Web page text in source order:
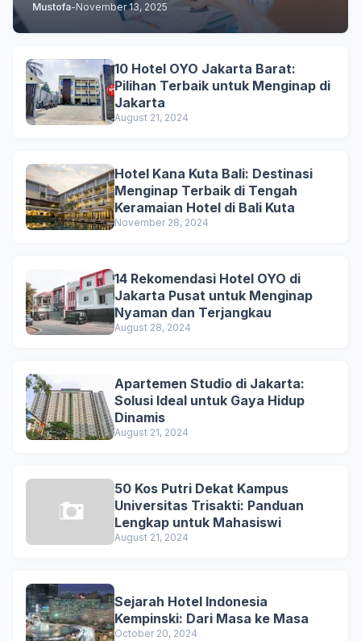
Mustofa-November 13, 2025
10 Hotel OYO Jakarta Barat:
Pilihan Terbaik untuk Menginap di
Jakarta
August 21, 2024
Hotel Kana Kuta Bali: Destinasi
Menginap Terbaik di Tengah
Keramaian Hotel di Bali Kuta
November 28, 2024
14 Rekomendasi Hotel OYO di
Jakarta Pusat untuk Menginap
Nyaman dan Terjangkau
August 28, 2024
Apartemen Studio di Jakarta:
Solusi Ideal untuk Gaya Hidup
Dinamis
August 21, 2024
50 Kos Putri Dekat Kampus
Universitas Trisakti: Panduan
Lengkap untuk Mahasiswi
August 21, 2024
Sejarah Hotel Indonesia
Kempinski: Dari Masa ke Masa
October 20, 2024